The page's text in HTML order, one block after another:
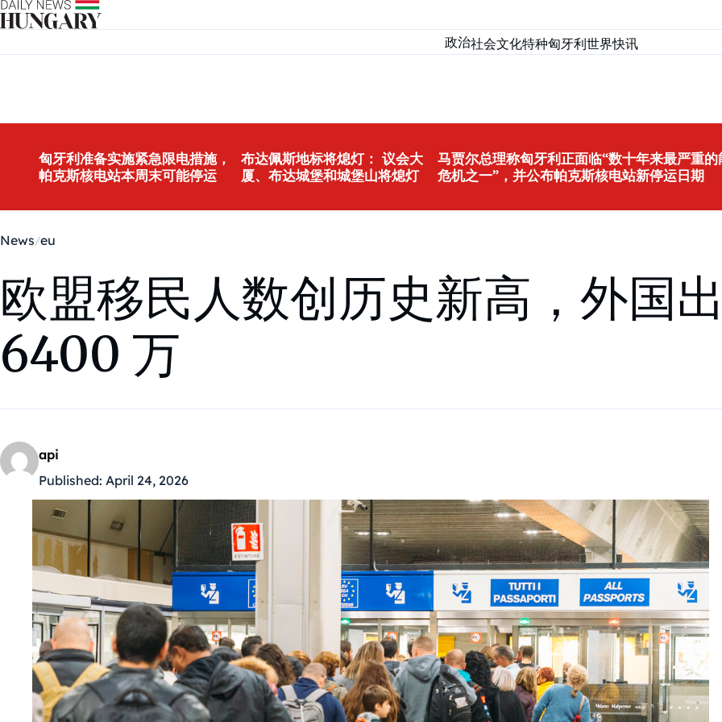
Skip to content
政治社会文化特种匈牙利世界快讯
匈牙利准备实施紧急限电措施，
帕克斯核电站本周末可能停运
布达佩斯地标将熄灯： 议会大
厦、布达城堡和城堡山将熄灯
马贾尔总理称匈牙利正面临“数十年来最严重的
危机之一”，并公布帕克斯核电站新停运日期
News eu
欧盟移民人数创历史新高，外国
6400 万
api
Published: April 24, 2026